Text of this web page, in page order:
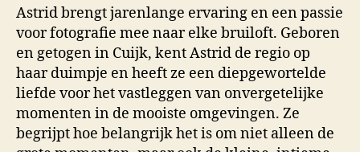
Astrid brengt jarenlange ervaring en een passie
voor fotografie mee naar elke bruiloft. Geboren
en getogen in Cuijk, kent Astrid de regio op
haar duimpje en heeft ze een diepgewortelde
liefde voor het vastleggen van onvergetelijke
momenten in de mooiste omgevingen. Ze
begrijpt hoe belangrijk het is om niet alleen de